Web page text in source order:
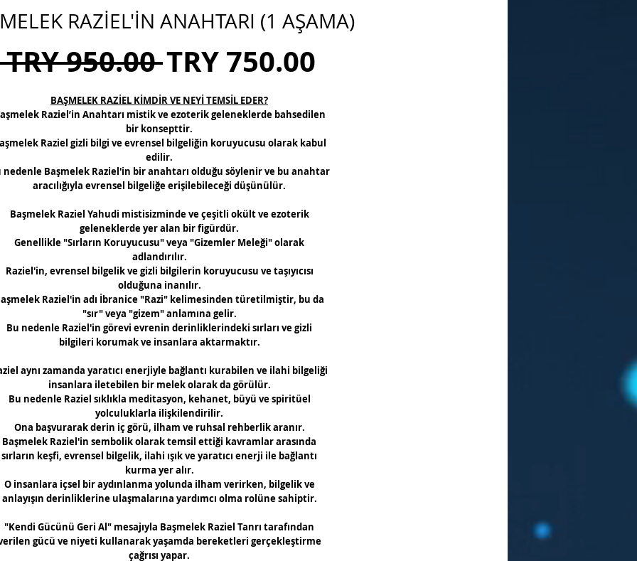
RAZİEL'İN ANAHTARI (1 AŞAMA)
TRY 950.00 Regular
Price
TRY 750.00
BAŞMELEK RAZİEL KİMDİR VE NEYİ TEMSİL EDER?
Raziel’in Anahtarı mistik ve ezoterik geleneklerde bahsedilen
bir konsepttir.
Raziel gizli bilgi ve evrensel bilgeliğin koruyucusu olarak kabul
edilir.
nedenle Başmelek Raziel'in bir anahtarı olduğu söylenir ve bu anahtar
aracılığıyla evrensel bilgeliğe erişilebileceği düşünülür.
Başmelek Raziel Yahudi mistisizminde ve çeşitli okült ve ezoterik
geleneklerde yer alan bir figürdür.
Genellikle "Sırların Koruyucusu" veya "Gizemler Meleği" olarak
adlandırılır.
Raziel'in, evrensel bilgelik ve gizli bilgilerin koruyucusu ve taşıyıcısı
olduğuna inanılır.
Raziel'in adı İbranice "Razi" kelimesinden türetilmiştir, bu da
"sır" veya "gizem" anlamına gelir.
Bu nedenle Raziel'in görevi evrenin derinliklerindeki sırları ve gizli
bilgileri korumak ve insanlara aktarmaktır.
aynı zamanda yaratıcı enerjiyle bağlantı kurabilen ve ilahi bilgeliği
insanlara iletebilen bir melek olarak da görülür.
Bu nedenle Raziel sıklıkla meditasyon, kehanet, büyü ve spiritüel
yolculuklarla ilişkilendirilir.
Ona başvurarak derin iç görü, ilham ve ruhsal rehberlik aranır.
Başmelek Raziel'in sembolik olarak temsil ettiği kavramlar arasında
sırların keşfi, evrensel bilgelik, ilahi ışık ve yaratıcı enerji ile bağlantı
kurma yer alır.
O insanlara içsel bir aydınlanma yolunda ilham verirken, bilgelik ve
anlayışın derinliklerine ulaşmalarına yardımcı olma rolüne sahiptir.
"Kendi Gücünü Geri Al" mesajıyla Başmelek Raziel Tanrı tarafından
gücü ve niyeti kullanarak yaşamda bereketleri gerçekleştirme
çağrısı yapar.